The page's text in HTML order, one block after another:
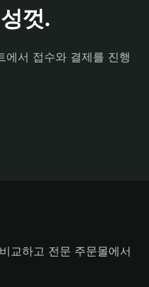
껏.
에서 접수와 결제를 진행
교하고 전문 주문몰에서